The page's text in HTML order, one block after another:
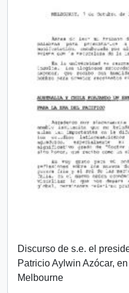
Discurso de s.e. el
Patricio Aylwin Azócar,
Melbourne